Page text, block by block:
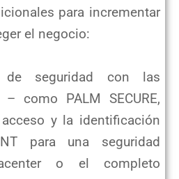
para incrementar
el negocio:
seguridad con las
como PALM SECURE,
y la identificación
para una seguridad
o el completo